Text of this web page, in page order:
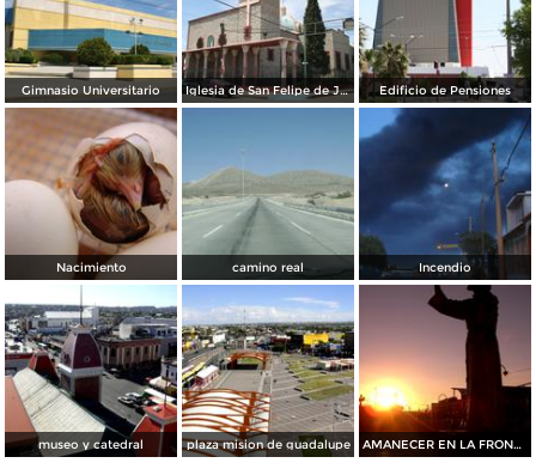
Gimnasio Universitario Iglesia de San Felipe de Jesús Edificio de Pensiones
Nacimiento camino real Incendio
museo y catedral plaza mision de guadalupe AMANECER EN LA FRONTERA